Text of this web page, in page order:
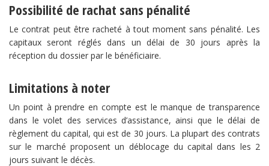
Possibilité de rachat sans pénalité
Le contrat peut être racheté à tout moment sans pénalité. Les
capitaux seront réglés dans un délai de 30 jours après la
réception du dossier par le bénéficiaire.
Limitations à noter
Un point à prendre en compte est le manque de transparence
dans le volet des services d’assistance, ainsi que le délai de
règlement du capital, qui est de 30 jours. La plupart des contrats
sur le marché proposent un déblocage du capital dans les 2
jours suivant le décès.